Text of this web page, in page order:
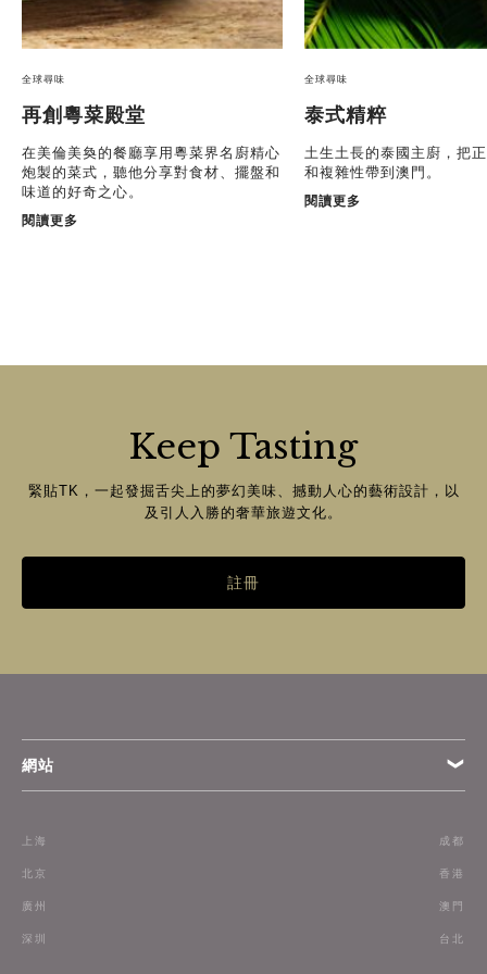
全球尋味
再創粵菜殿堂
在美倫美奐的餐廳享用粵菜界名廚精心
炮製的菜式，聽他分享對食材、擺盤和
味道的好奇之心。
閱讀更多
全球尋味
泰式精粹
土生土長的泰國主廚，把
和複雜性帶到澳門。
閱讀更多
Keep Tasting
緊貼TK，一起發掘舌尖上的夢幻美味、撼動人心的藝術設計，以
及引人入勝的奢華旅遊文化。
註冊
網站
訂閱
上海
北京
廣州
深圳
成都
香港
澳門
台北